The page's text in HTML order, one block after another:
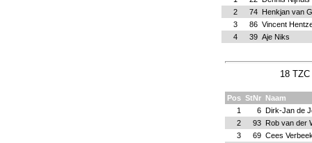
2
74
Henkjan van
3
86 Vincent
4
39 Aje Niks
18
Pos StNr
Naam
1
6 Dirk-Jan de
2
93
Rob van der
3
69 Cees